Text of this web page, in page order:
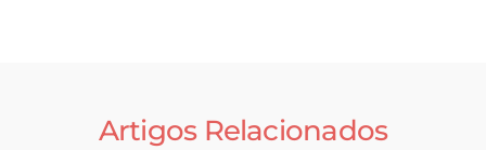
Artigos Relacionados